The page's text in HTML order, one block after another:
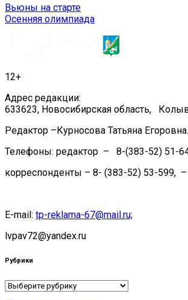
Навигация
по
Вьюны на старте
Осенняя олимпиада
12+
Адрес редакции:
633623, Новосибирская область,
Редактор –Курносова Татьяна Егоровна.
Телефоны: редактор – 8-(383-52) 51-
корреспонденты – 8- (383-52) 53-599,
E-mail: tp-reklama-67@mail.ru;
lvpav72@yandex.ru
Рубрики
Рубрики